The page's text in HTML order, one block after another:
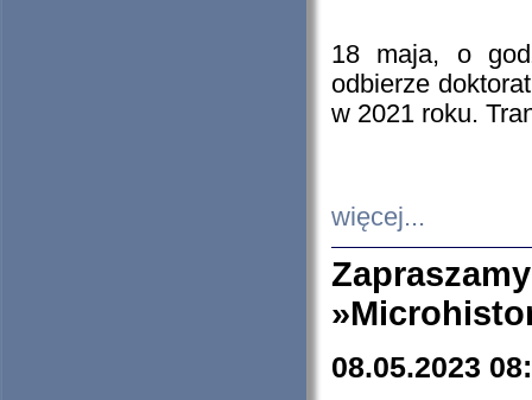
18 maja, o
odbierze
w 2021 roku.
więcej...
08.05.2023